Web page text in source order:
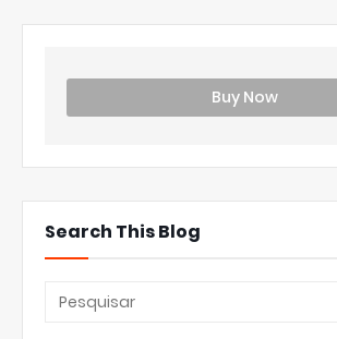
Buy Now
Search This Blog